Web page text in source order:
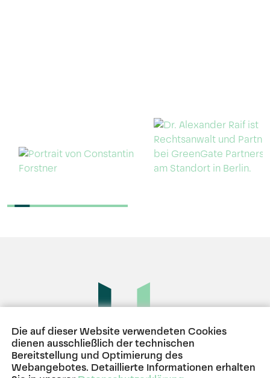
BERLIN HAMBURG MÜNCHEN
Die auf dieser Website verwendeten Cookies
dienen ausschließlich der technischen
Bereitstellung und Optimierung des
Webangebotes. Detaillierte Informationen erhalten